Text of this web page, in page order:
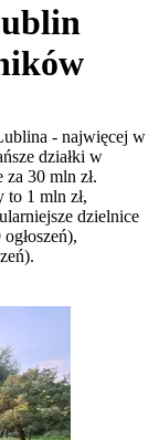
- najwięcej w
działki w
30 mln zł.
to 1 mln zł,
dzielnice